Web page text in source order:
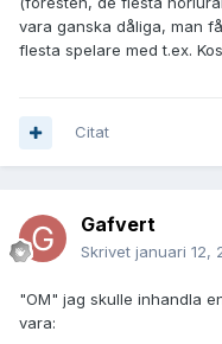
vara ganska dåliga, man
flesta spelare med t.ex.
Citat
Gafvert
Skrivet januari 12,
"OM" jag skulle inhandla
vara: